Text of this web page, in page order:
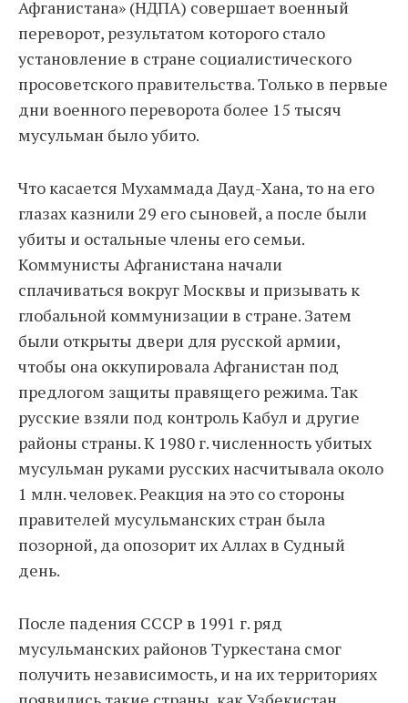
Афганистана» (НДПА) совершает военный
переворот, результатом которого стало
установление в стране социалистического
просоветского правительства. Только в первые
дни военного переворота более 15 тысяч
мусульман было убито.
Что касается Мухаммада Дауд-Хана, то на его
глазах казнили 29 его сыновей, а после были
убиты и остальные члены его семьи.
Коммунисты Афганистана начали
сплачиваться вокруг Москвы и призывать к
глобальной коммунизации в стране. Затем
были открыты двери для русской армии,
чтобы она оккупировала Афганистан под
предлогом защиты правящего режима. Так
русские взяли под контроль Кабул и другие
районы страны. К 1980 г. численность убитых
мусульман руками русских насчитывала около
1 млн. человек. Реакция на это со стороны
правителей мусульманских стран была
позорной, да опозорит их Аллах в Судный
день.
После падения СССР в 1991 г. ряд
мусульманских районов Туркестана смог
получить независимость, и на их территориях